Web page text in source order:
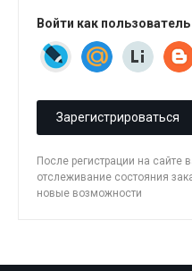
Войти как пользователь
Зарегистрироваться
После регистрации на сайте
отслеживание состояния
новые возможности